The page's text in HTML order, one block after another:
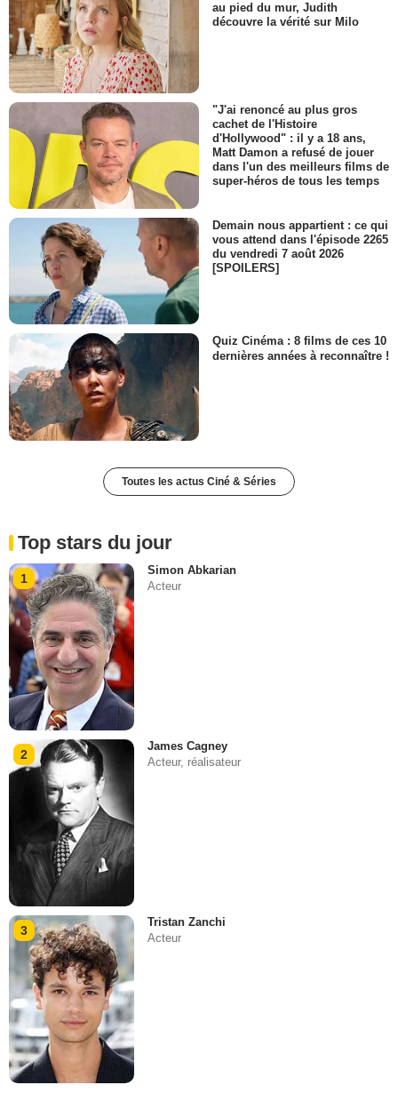
au pied du mur, Judith
découvre la vérité sur Milo
"J'ai renoncé au plus gros
cachet de l'Histoire
d'Hollywood" : il y a 18 ans,
Matt Damon a refusé de jouer
dans l'un des meilleurs films de
super-héros de tous les temps
Demain nous appartient : ce qui
vous attend dans l'épisode 2265
du vendredi 7 août 2026
[SPOILERS]
Quiz Cinéma : 8 films de ces 10
dernières années à reconnaître !
Toutes les actus Ciné & Séries
Top stars du jour
1
Simon Abkarian
Acteur
2
James Cagney
Acteur, réalisateur
3
Tristan Zanchi
Acteur